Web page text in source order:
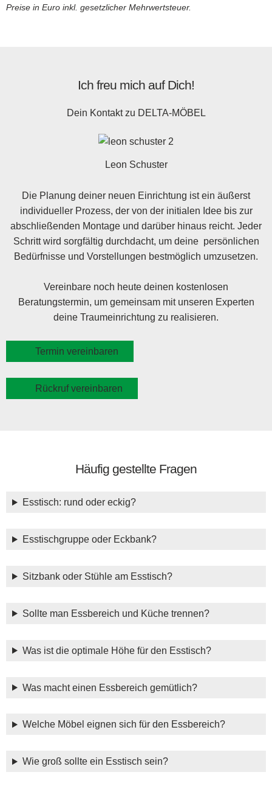
Preise in Euro inkl. gesetzlicher Mehrwertsteuer.
Ich freu mich auf Dich!
Dein Kontakt zu DELTA-MÖBEL
Leon Schuster
Die Planung deiner neuen Einrichtung ist ein äußerst
individueller Prozess, der von der initialen Idee bis zur
abschließenden Montage und darüber hinaus reicht. Jeder
Schritt wird sorgfältig durchdacht, um deine persönlichen
Bedürfnisse und Vorstellungen bestmöglich umzusetzen.
Vereinbare noch heute deinen kostenlosen
Beratungstermin, um gemeinsam mit unseren Experten
deine Traumeinrichtung zu realisieren.
Termin vereinbaren
Rückruf vereinbaren
Häufig gestellte Fragen
Esstisch: rund oder eckig?
Esstischgruppe oder Eckbank?
Sitzbank oder Stühle am Esstisch?
Sollte man Essbereich und Küche trennen?
Was ist die optimale Höhe für den Esstisch?
Was macht einen Essbereich gemütlich?
Welche Möbel eignen sich für den Essbereich?
Wie groß sollte ein Esstisch sein?